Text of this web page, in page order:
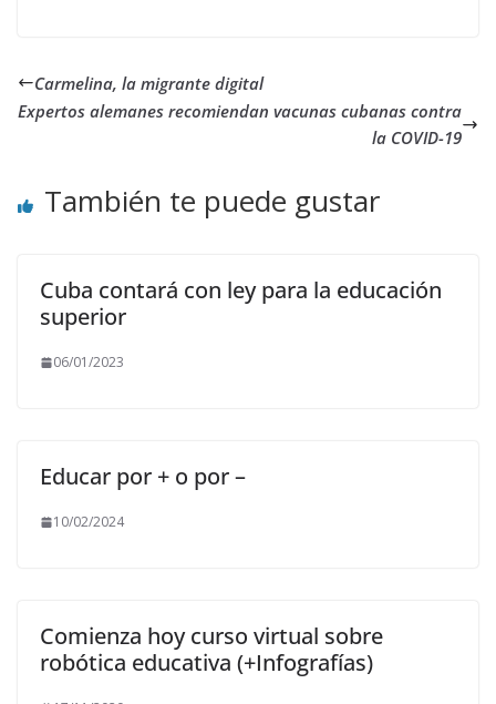
Carmelina, la migrante digital
Expertos alemanes recomiendan vacunas cubanas contra
la COVID-19
También te puede gustar
Cuba contará con ley para la educación
superior
06/01/2023
Educar por + o por –
10/02/2024
Comienza hoy curso virtual sobre
robótica educativa (+Infografías)